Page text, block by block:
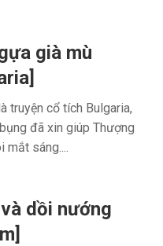
già mù
truyện cổ tích Bulgaria,
đã xin giúp Thượng
mắt sáng....
dồi nướng